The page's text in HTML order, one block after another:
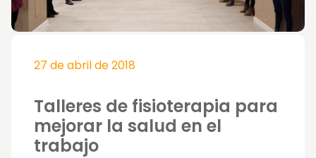
27 de abril de 2018
Talleres de fisioterapia para
mejorar la salud en el
trabajo